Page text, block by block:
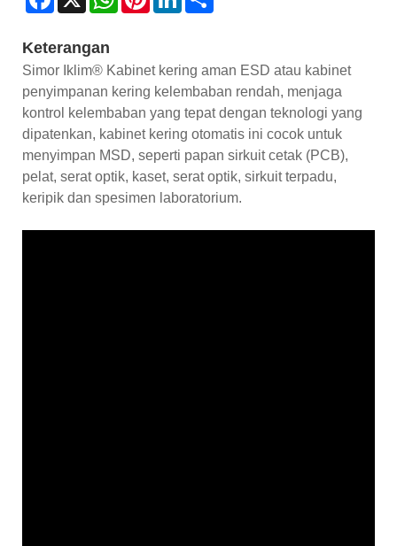
Keterangan
Simor Iklim® Kabinet kering aman ESD atau kabinet
penyimpanan kering kelembaban rendah, menjaga
kontrol kelembaban yang tepat dengan teknologi yang
dipatenkan, kabinet kering otomatis ini cocok untuk
menyimpan MSD, seperti papan sirkuit cetak (PCB),
pelat, serat optik, kaset, serat optik, sirkuit terpadu,
keripik dan spesimen laboratorium.